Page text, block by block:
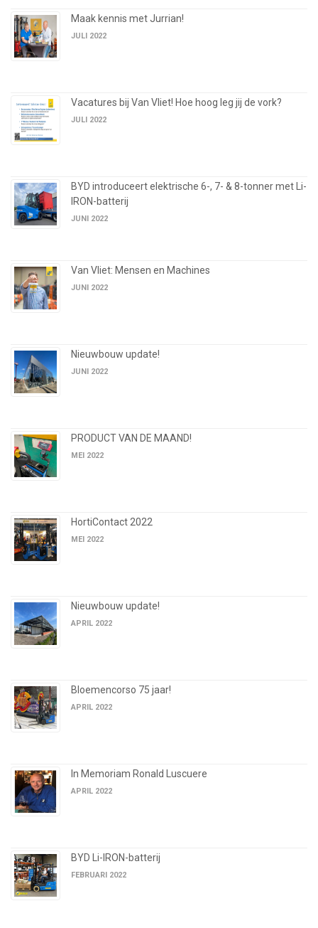
Maak kennis met Jurrian!
JULI 2022
Vacatures bij Van Vliet! Hoe hoog leg jij de vork?
JULI 2022
BYD introduceert elektrische 6-, 7- & 8-tonner met Li-
IRON-batterij
JUNI 2022
Van Vliet: Mensen en Machines
JUNI 2022
Nieuwbouw update!
JUNI 2022
PRODUCT VAN DE MAAND!
MEI 2022
HortiContact 2022
MEI 2022
Nieuwbouw update!
APRIL 2022
Bloemencorso 75 jaar!
APRIL 2022
In Memoriam Ronald Luscuere
APRIL 2022
BYD Li-IRON-batterij
FEBRUARI 2022